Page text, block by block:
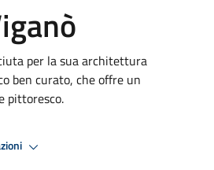
per la sua architettura
ben curato, che offre un
pittoresco.